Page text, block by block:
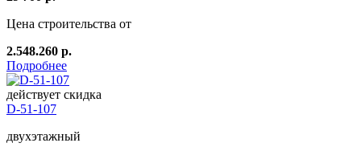
Цена строительства от
2.548.260 р.
Подробнее
действует скидка
D-51-107
двухэтажный